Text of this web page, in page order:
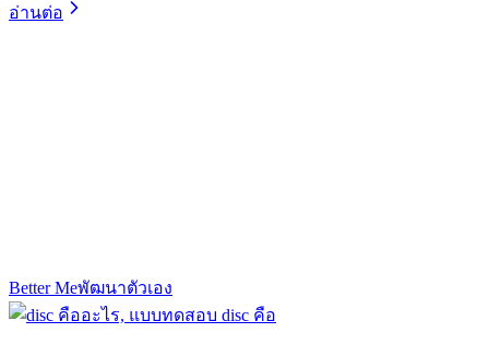
อ่านต่อ
Better Meพัฒนาตัวเอง